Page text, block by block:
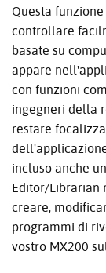
Questa
controllare
basate su
appare
con funzioni
ingegneri della
restare
incluso anche
Editor/Librarian
creare,
programmi di
vostro MX200